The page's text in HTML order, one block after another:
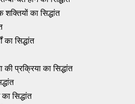
का सिद्धांत
का सिद्धांत
प्रक्रिया का सिद्धांत
सिद्धांत